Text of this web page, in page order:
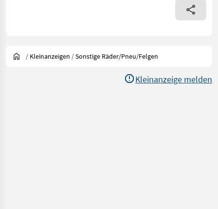
/ Kleinanzeigen /Sonstige Räder/Pneu/Felgen
Kleinanzeige melden